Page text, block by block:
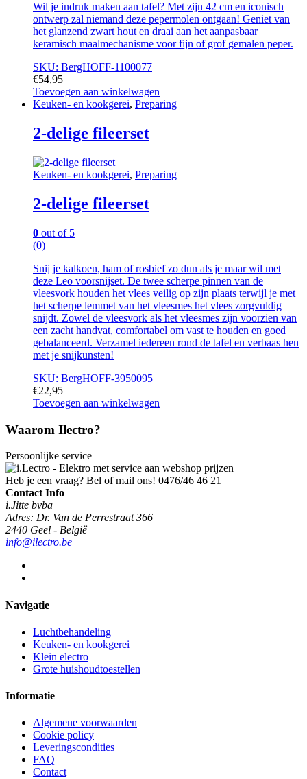
Wil je indruk maken aan tafel? Met zijn 42 cm en iconisch
ontwerp zal niemand deze pepermolen ontgaan! Geniet van
het glanzend zwart hout en draai aan het aanpasbaar
keramisch maalmechanisme voor fijn of grof gemalen peper.
SKU: BergHOFF-1100077
€54,95
Toevoegen aan winkelwagen
Keuken- en kookgerei, Preparing
2-delige fileerset
Keuken- en kookgerei, Preparing
2-delige fileerset
0 out of 5
(0)
Snij je kalkoen, ham of rosbief zo dun als je maar wil met
deze Leo voorsnijset. De twee scherpe pinnen van de
vleesvork houden het vlees veilig op zijn plaats terwijl je met
het scherpe lemmet van het vleesmes het vlees zorgvuldig
snijdt. Zowel de vleesvork als het vleesmes zijn voorzien van
een zacht handvat, comfortabel om vast te houden en goed
gebalanceerd. Verzamel iedereen rond de tafel en verbaas hen
met je snijkunsten!
SKU: BergHOFF-3950095
€22,95
Toevoegen aan winkelwagen
Waarom Ilectro?
Persoonlijke service
Heb je een vraag? Bel of mail ons! 0476/46 46 21
Contact Info
i.Jitte bvba
Adres: Dr. Van de Perrestraat 366
2440 Geel - België
info@ilectro.be
Navigatie
Luchtbehandeling
Keuken- en kookgerei
Klein electro
Grote huishoudtoestellen
Informatie
Algemene voorwaarden
Cookie policy
Leveringscondities
FAQ
Contact